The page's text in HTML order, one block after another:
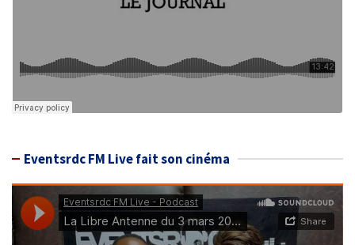
Eventsrdc FM Live fait son cinéma